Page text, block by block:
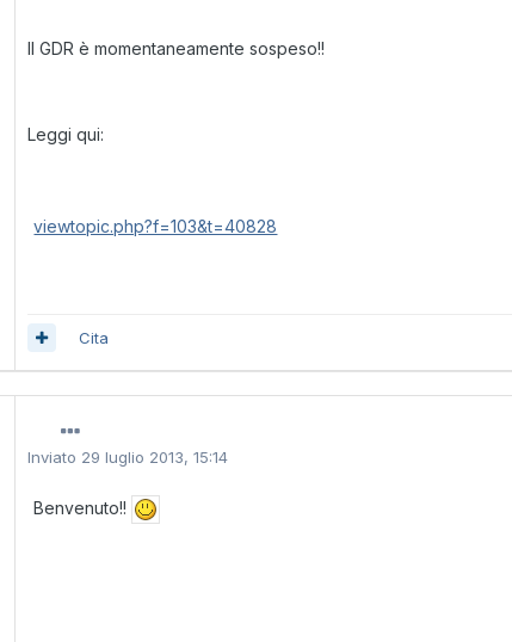
Il GDR è momentaneamente sospeso!!
Leggi qui:
viewtopic.php?f=103&t=40828
Cita
Inviato 29 luglio 2013, 15:14
Benvenuto!!